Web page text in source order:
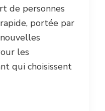
de personnes
portée par
les
qui choisissent